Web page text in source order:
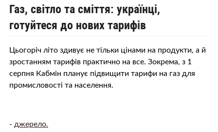
Газ, світло та сміття: українці,
готуйтеся до нових тарифів
Цьогоріч літо здивує не тільки цінами на продукти, а й
зростанням тарифів практично на все. Зокрема, з 1
серпня Кабмін планує підвищити тарифи на газ для
промисловості та населення.
- джерело.